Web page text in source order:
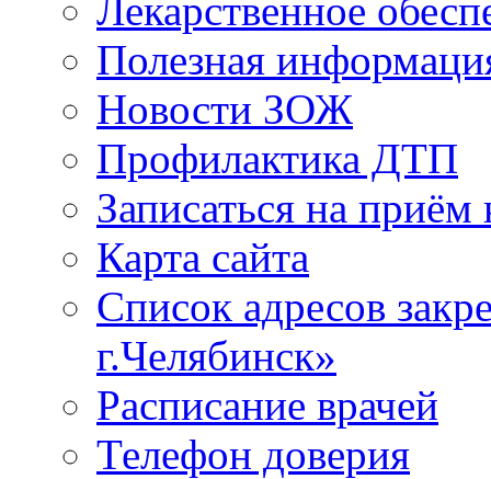
Лекарственное
Полезная
Новости ЗОЖ
Профилактика ДТП
Записаться на приём
Карта сайта
Список адресов
г.Челябинск»
Расписание врачей
Телефон доверия